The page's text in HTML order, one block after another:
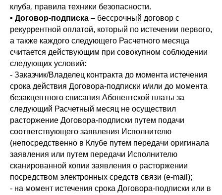
клуба, правила техники безопасности.
• Договор-подписка – бессрочный договор с
рекуррентной оплатой, который по истечении первого,
а также каждого следующего Расчетного месяца
считается действующим при совокупном соблюдении
следующих условий:
- Заказчик/Владелец контракта до момента истечения
срока действия Договора-подписки и/или до момента
безакцептного списания Абонентской платы за
следующий Расчетный месяц не осуществил
расторжение Договора-подписки путем подачи
соответствующего заявления Исполнителю
(непосредственно в Клубе путем передачи оригинала
заявления или путем передачи Исполнителю
сканированной копии заявления о расторжении
посредством электронных средств связи (e-mail);
- на момент истечения срока Договора-подписки или в